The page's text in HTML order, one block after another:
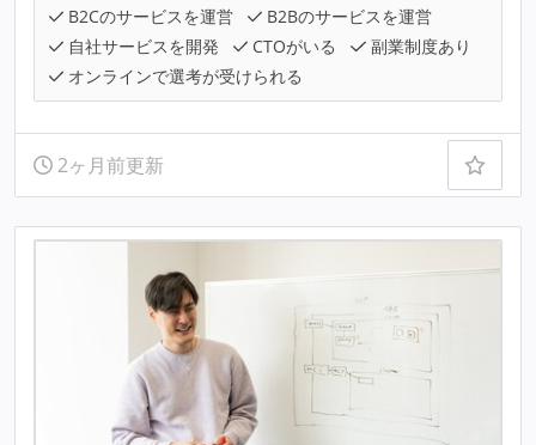
B2Cのサービスを運営
B2Bのサービスを運営
自社サービスを開発
CTOがいる
副業制度あり
オンラインで選考が受けられる
2ヶ月前更新